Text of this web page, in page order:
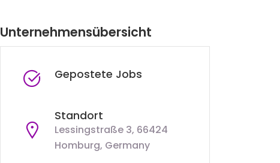
Unternehmensübersicht
Gepostete Jobs
Standort
Lessingstraße 3, 66424
Homburg, Germany